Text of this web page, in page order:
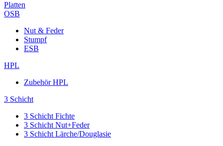
Platten
OSB
Nut & Feder
Stumpf
ESB
HPL
Zubehör HPL
3 Schicht
3 Schicht Fichte
3 Schicht Nut+Feder
3 Schicht Lärche/Douglasie